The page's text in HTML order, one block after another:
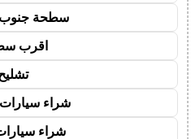
سطحة جنوب
اقرب
شراء
شراء